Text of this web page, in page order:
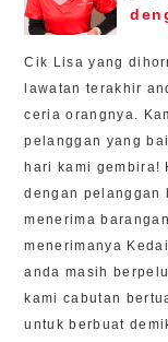
Cik Lisa yang
lawatan terakhir
ceria orangnya.
pelanggan yang
hari kami gembira!
dengan pelanggan
menerima
menerimanya
anda masih
kami cabutan
untuk berbuat